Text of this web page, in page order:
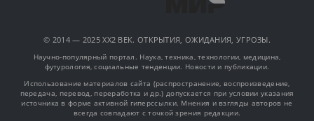
© 2014 — 2025 XX2 ВЕК. ОТКРЫТИЯ, ОЖИДАНИЯ, УГРОЗЫ.
Научно-популярный портал. Наука, техника, технологии, медицина,
футурология, социальные тенденции. Новости и публикации.
Использование материалов сайта (распространение, воспроизведение,
передача, перевод, переработка и др.) допускается при условии указания
источника в форме активной гиперссылки. Мнения и взгляды авторов не
всегда совпадают с точкой зрения редакции.